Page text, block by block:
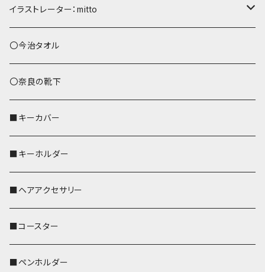
ショルダーバッグ
あずまバッグ
トートバッグ（L）
バッグインバッグ
イラストレーター：mitto
シマエナガ
ハシビロコウ
オカメインコ
歌うオカメちゃん
おかめ３兄弟
セキセイインコ
文鳥
鹿
ペンギン
〇今治タオル
〇奈良の靴下
■キーカバー
■キーホルダー
■ヘアアクセサリー
■コースター
■ペンホルダー